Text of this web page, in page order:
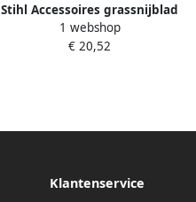
Stihl Accessoires grassnijblad
| 4 snijkanten | 230mm
40007133801
1 webshop
€ 20,52
Klantenservice